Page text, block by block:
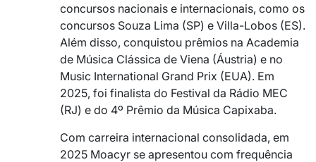
concursos nacionais e internacionais, como os
concursos Souza Lima (SP) e Villa-Lobos (ES).
Além disso, conquistou prêmios na Academia
de Música Clássica de Viena (Áustria) e no
Music International Grand Prix (EUA). Em
2025, foi finalista do Festival da Rádio MEC
(RJ) e do 4º Prêmio da Música Capixaba.
Com carreira internacional consolidada, em
2025 Moacyr se apresentou com frequência